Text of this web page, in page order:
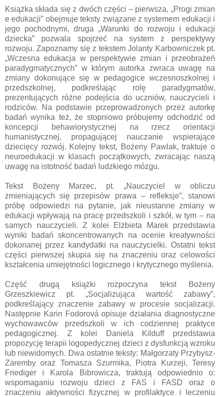
Książka składa się z dwóch części – pierwsza, „Progi zmian
e edukacji” obejmuje teksty związane z systemem edukacji i
jego pochodnymi, druga „Warunki do rozwoju i edukacji
dziecka” pozwala spojrzeć na system z perspektywy
rozwoju. Zapoznamy się z tekstem Jolanty Karbowniczek pt.
„Wczesna edukacja w perspektywie zmian i przeobrażeń
paradygmatycznych” w którym autorka zwraca uwagę na
zmiany dokonujące się w pedagogice wczesnoszkolnej i
przedszkolnej, podkreślając rolę paradygmatów,
prezentujących różne podejścia do uczniów, nauczycieli i
rodziców. Na podstawie przeprowadzonych przez autorkę
badań wynika też, że stopniowo próbujemy odchodzić od
koncepcji behawiorystycznej na rzecz orientacji
humanistycznej, propagującej nauczanie wspierające
dziecięcy rozwój. Kolejny tekst, Bożeny Pawlak, traktuje o
neuroedukacji w klasach początkowych, zwracając naszą
uwagę na istotność badań ludzkiego mózgu.
Tekst Bożeny Marzec, pt. „Nauczyciel w obliczu
zmieniających się przepisów prawa – refleksje”, stanowi
próbę odpowiedzi na pytanie, jak nieustanne zmiany w
edukacji wpływają na pracę przedszkoli i szkół, w tym – na
samych nauczycieli. Z kolei Elżbieta Marek przedstawia
wyniki badań skoncentrowanych na ocenie kreatywności
dokonanej przez kandydatki na nauczycielki. Ostatni tekst
części pierwszej skupia się na znaczeniu oraz celowości
kształcenia umiejętności logicznego i krytycznego myślenia.
Część drugą książki rozpoczyna tekst Bożeny
Grzeszkiewicz pt. „Socjalizująca wartość zabawy”,
podkreślający znaczenie zabawy w procesie socjalizacji.
Następnie Karin Fodorová opisuje działania diagnostyczne
wychowawców przedszkoli w ich codziennej praktyce
pedagogicznej. Z kolei Daniela Kilduff przedstawia
propozycję terapii logopedycznej dzieci z dysfunkcją wzroku
lub niewidomych. Dwa ostatnie teksty: Małgorzaty Przybysz-
Zaremby oraz Tomasza Szurmika, Piotra Kurzeji, Teresy
Friediger i Karola Bibrowicza, traktują odpowiednio o:
wspomaganiu rozwoju dzieci z FAS i FASD oraz o
znaczeniu aktywności fizycznej w profilaktyce i leczeniu